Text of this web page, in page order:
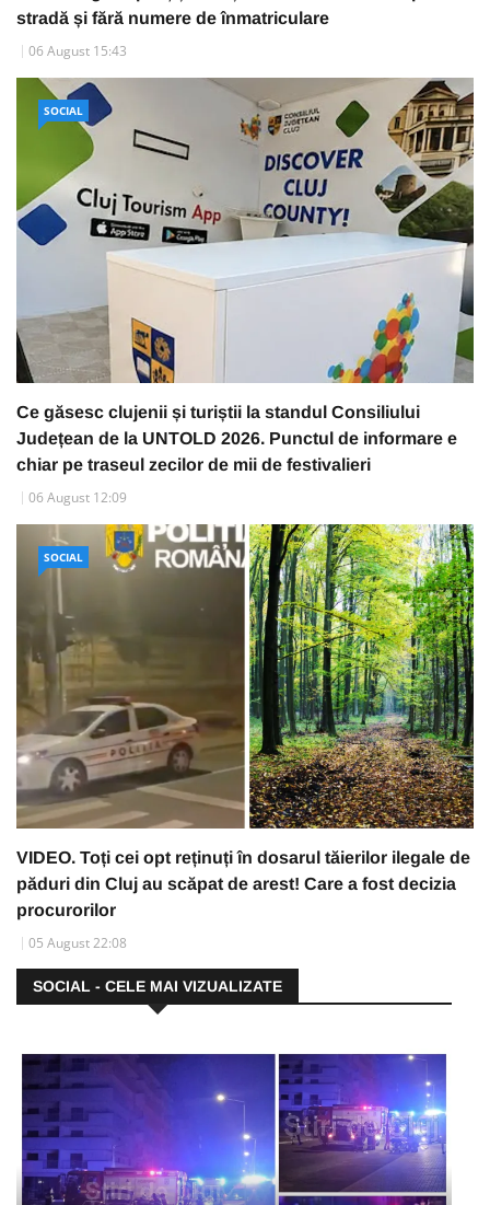
stradă și fără numere de înmatriculare
06 August 15:43
SOCIAL
Ce găsesc clujenii și turiștii la standul Consiliului
Județean de la UNTOLD 2026. Punctul de informare e
chiar pe traseul zecilor de mii de festivalieri
06 August 12:09
SOCIAL
VIDEO. Toți cei opt reținuți în dosarul tăierilor ilegale de
păduri din Cluj au scăpat de arest! Care a fost decizia
procurorilor
05 August 22:08
SOCIAL - CELE MAI VIZUALIZATE